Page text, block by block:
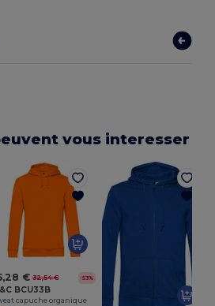
vous interesser
€ 32,54 € -53%
BCU33B
capuche organique